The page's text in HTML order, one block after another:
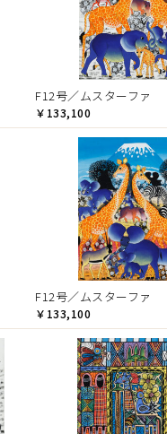
F12号／ムスターファ
￥133,100
F12号／ムスターファ
￥133,100